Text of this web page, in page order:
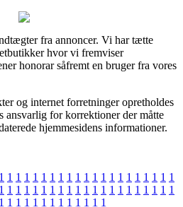
fra annoncer. Vi har tætte
hvor vi fremviser
honorar såfremt en bruger fra vores
og internet forretninger opretholdes
ansvarlig for korrektioner der måtte
hjemmesidens informationer.
1 1 1 1 1 1 1 1 1 1 1 1 1 1 1 1 1 1 1 1 1
1 1 1 1 1 1 1 1 1 1 1 1 1 1 1 1 1 1 1 1 1
1 1 1 1 1 1 1 1 1 1 1 1 1